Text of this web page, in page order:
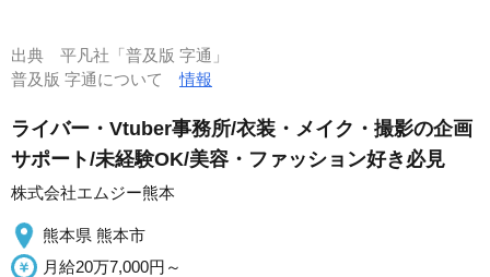
出典 平凡社「普及版 字通」
普及版 字通について情報
ライバー・Vtuber事務所/衣装・メイク・撮影の企画
サポート/未経験OK/美容・ファッション好き必見
株式会社エムジー熊本
熊本県 熊本市
月給20万7,000円～